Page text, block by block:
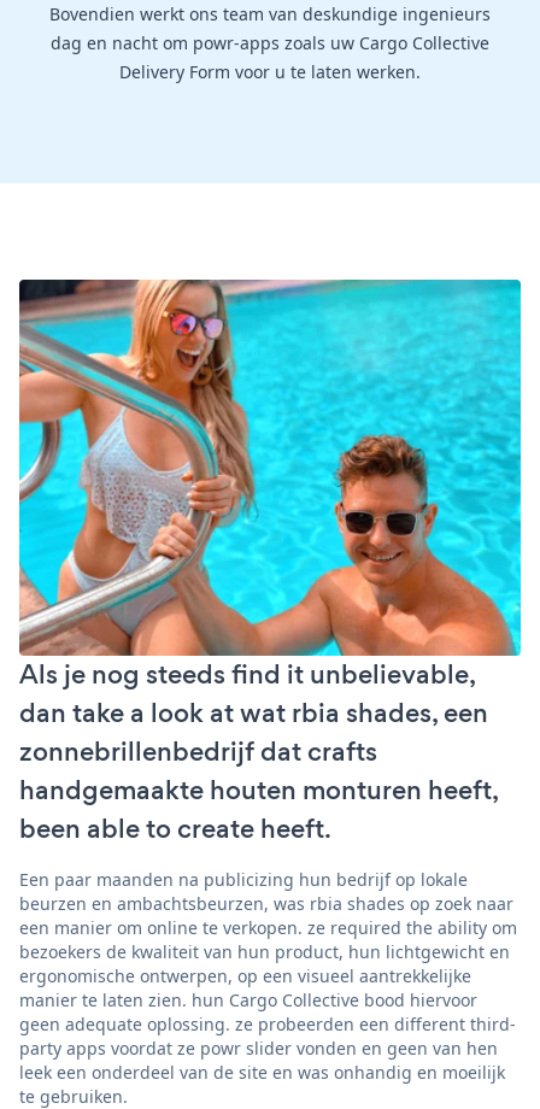
Bovendien werkt ons team van deskundige ingenieurs
dag en nacht om powr-apps zoals uw Cargo Collective
Delivery Form voor u te laten werken.
Als je nog steeds find it unbelievable,
dan take a look at wat rbia shades, een
zonnebrillenbedrijf dat crafts
handgemaakte houten monturen heeft,
been able to create heeft.
Een paar maanden na publicizing hun bedrijf op lokale
beurzen en ambachtsbeurzen, was rbia shades op zoek naar
een manier om online te verkopen. ze required the ability om
bezoekers de kwaliteit van hun product, hun lichtgewicht en
ergonomische ontwerpen, op een visueel aantrekkelijke
manier te laten zien. hun Cargo Collective bood hiervoor
geen adequate oplossing. ze probeerden een different third-
party apps voordat ze powr slider vonden en geen van hen
leek een onderdeel van de site en was onhandig en moeilijk
te gebruiken.